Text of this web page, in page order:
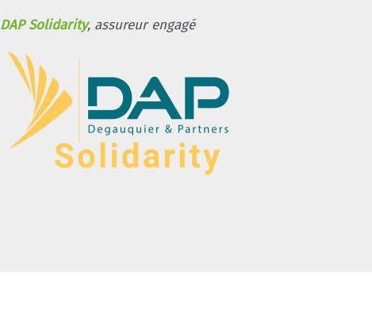
DAP Solidarity, assureur engagé